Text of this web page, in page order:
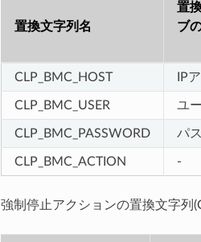
置換文字列名
置
ブ
CLP_BMC_HOST IP
CLP_BMC_USER ユ
CLP_BMC_PASSWORD パ
CLP_BMC_ACTION -
強制停止アクションの置換文字列